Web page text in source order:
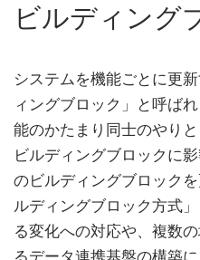
ビルディング
システムを機能ごとに更
ィングブロック」と呼ば
能のかたまり同士のやり
ビルディングブロックに
のビルディングブロック
ルディングブロック方式
る変化への対応や、複数